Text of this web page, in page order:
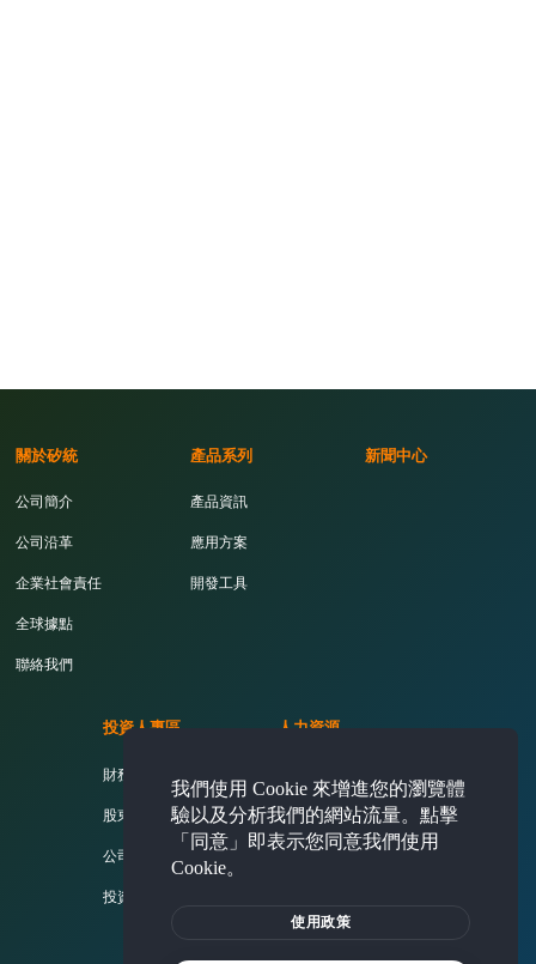
關於矽統
公司簡介
公司沿革
企業社會責任
全球據點
聯絡我們
產品系列
產品資訊
應用方案
開發工具
新聞中心
投資人專區
財務資訊
股東專欄
公司治理
投資人問答集
人力資源
活力矽統
薪酬福利
熱門職缺
我們使用 Cookie 來增進您的瀏覽體
驗以及分析我們的網站流量。點擊
「同意」即表示您同意我們使用
Cookie。
使用政策